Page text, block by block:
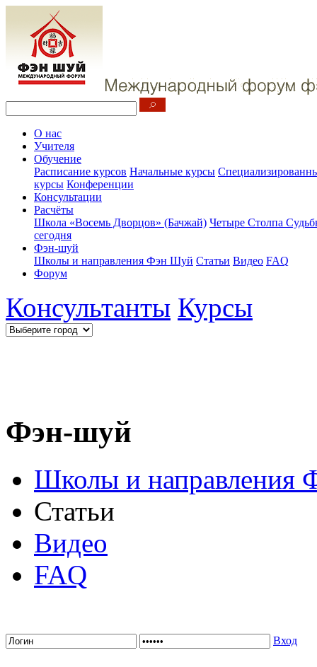
О нас
Учителя
Обучение
Расписание курсов Начальные курсы
курсы Конференции
Консультации
Расчёты
Школа «Восемь Дворцов» (Бачжай) Четыре Столпа
сегодня
Фэн-шуй
Школы и направления Фэн Шуй Статьи Видео FAQ
Форум
Консультанты Курсы
Фэн-шуй
Школы и направления
Статьи
Видео
FAQ
Вход